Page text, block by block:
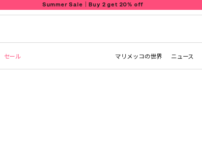
Summer Sale｜Buy 2 get 20% off
セール マリメッコの世界 ニュース